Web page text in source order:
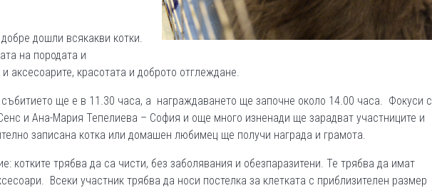
дошли всякакви котки.
на породата и
аксесоарите, красотата и доброто отглеждане.
ще е в 11.30 часа, а награждаването ще започне около 14.00 часа. Фокуси с
и Ана-Мария Тепелиева – София и още много изненади ще зарадват участниците и
записана котка или домашен любимец ще получи награда и грамота.
котките трябва да са чисти, без заболявания и обезпаразитени. Те трябва да имат
Всеки участник трябва да носи постелка за клетката с приблизителен размер